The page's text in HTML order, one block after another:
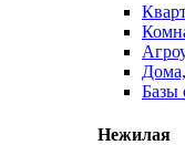
Базы
Нежилая